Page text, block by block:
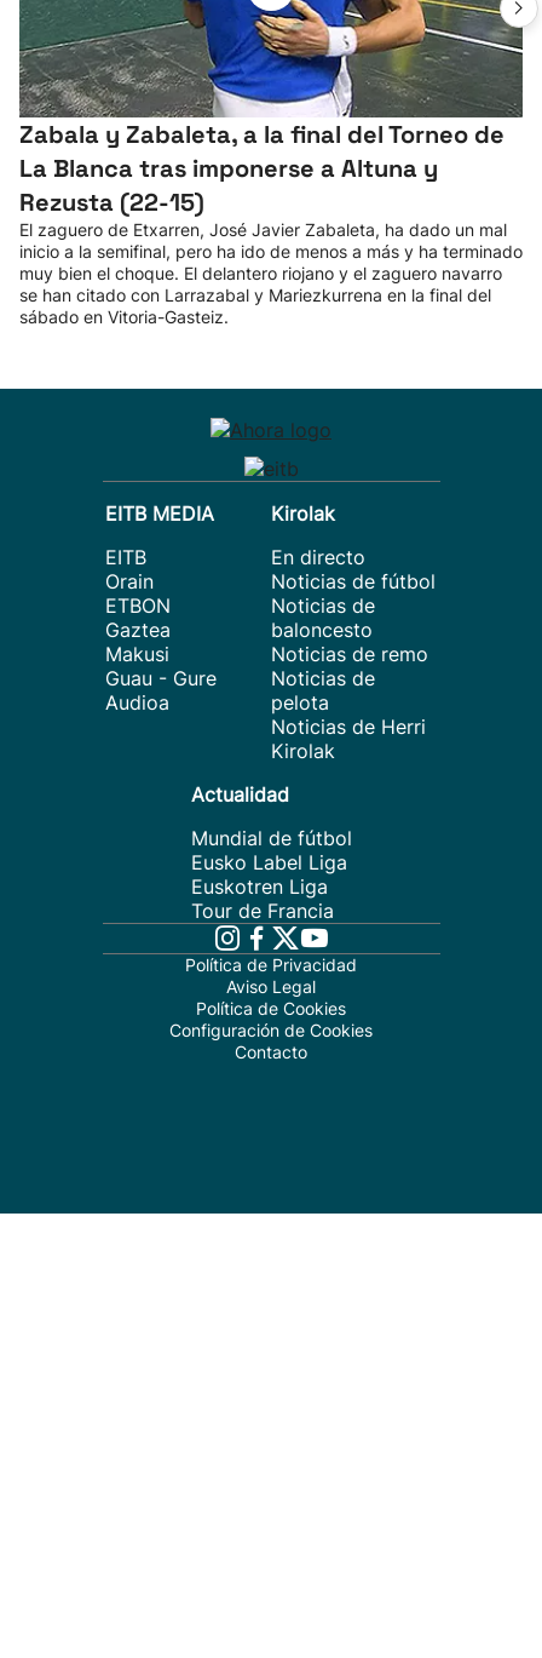
Zabala y Zabaleta, a la final del Torneo de
La Blanca tras imponerse a Altuna y
Rezusta (22-15)
El zaguero de Etxarren, José Javier Zabaleta, ha dado un mal
inicio a la semifinal, pero ha ido de menos a más y ha terminado
muy bien el choque. El delantero riojano y el zaguero navarro
se han citado con Larrazabal y Mariezkurrena en la final del
sábado en Vitoria-Gasteiz.
EITB MEDIA
EITB
Orain
ETBON
Gaztea
Makusi
Guau - Gure
Audioa
Kirolak
En directo
Noticias de fútbol
Noticias de
baloncesto
Noticias de remo
Noticias de
pelota
Noticias de Herri
Kirolak
Actualidad
Mundial de fútbol
Eusko Label Liga
Euskotren Liga
Tour de Francia
Política de Privacidad
Aviso Legal
Política de Cookies
Configuración de Cookies
Contacto